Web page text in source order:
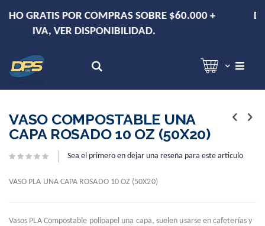
DESPACHO EN RM DE 2-3 DÍAS HÁBILES.
to
the
end
the
gallery
to
the
beginning
the
gallery
VASO COMPOSTABLE UNA
CAPA ROSADO 10 OZ (50X20)
Sea el primero en dejar una reseña para este artículo
VASO PLA UNA CAPA ROSADO 10 OZ (50X20)
Vasos PLA Compostable polipapel una capa, suelen usarse en cafeterías y